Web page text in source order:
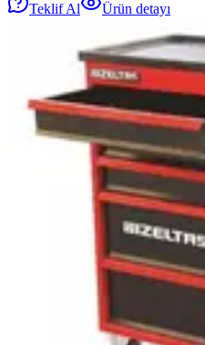
Teklif Al
Ürün detayı